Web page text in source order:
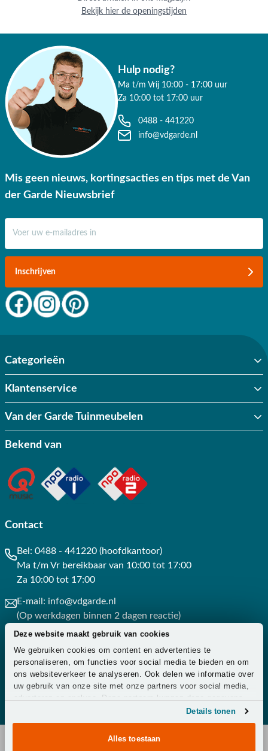
Deze website maakt gebruik van cookies
We gebruiken cookies om content en advertenties te
personaliseren, om functies voor social media te bieden en om
ons websiteverkeer te analyseren. Ook delen we informatie over
uw gebruik van onze site met onze partners voor social media,
adverteren en analyse. Deze partners kunnen deze gegevens
combineren met andere informatie die u aan ze heeft verstrekt
of die ze hebben verzameld op basis van uw gebruik van hun
Details tonen
Alles toestaan
Bekijk hier de openingstijden
Hulp nodig?
Ma t/m Vrij 10:00 - 17:00 uur
Za 10:00 tot 17:00 uur
0488 - 441220
info@vdgarde.nl
Mis geen nieuws, kortingsacties en tips met de Van
der Garde Nieuwsbrief
Inschrijven
Categorieën
Klantenservice
Van der Garde Tuinmeubelen
Bekend van
Contact
Bel: 0488 - 441220 (hoofdkantoor)
Ma t/m Vr bereikbaar van 10:00 tot 17:00
Za 10:00 tot 17:00
E-mail: info@vdgarde.nl
(Op werkdagen binnen 2 dagen reactie)
Whatsapp: 0488441220
(Op werkdagen binnen 3 uur reactie)